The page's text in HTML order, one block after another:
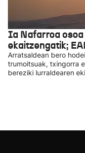
Ia Nafarroa
ekaitzengatik;
Arratsaldean bero
trumoitsuak, txingorra
bereziki lurraldearen